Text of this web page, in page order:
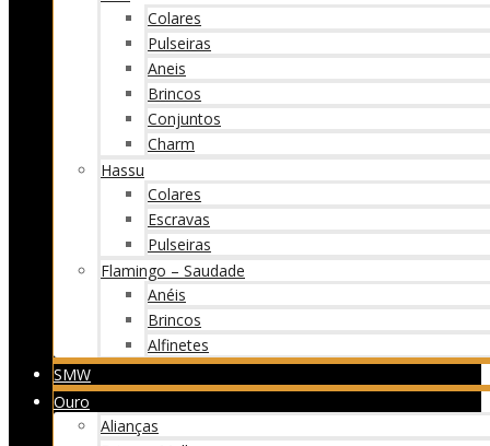
Colares
Pulseiras
Aneis
Brincos
Conjuntos
Charm
Hassu
Colares
Escravas
Pulseiras
Flamingo – Saudade
Anéis
Brincos
Alfinetes
SMW
Ouro
Alianças